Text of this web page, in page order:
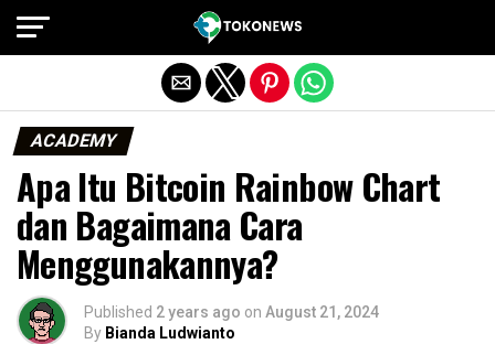
ACADEMY
Apa Itu Bitcoin Rainbow Chart
dan Bagaimana Cara
Menggunakannya?
Published 2 years ago on August 21, 2024
By Bianda Ludwianto
Exit mobile version